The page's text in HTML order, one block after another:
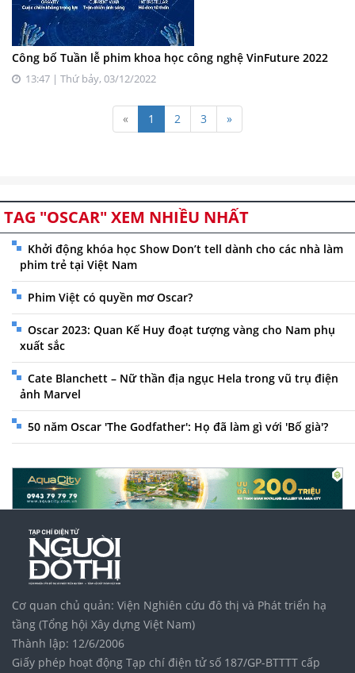
Công bố Tuần lễ phim khoa học công nghệ VinFuture 2022
13:47 | Thứ bảy, 03/12/2022
« 1 2 3 »
TAG "OSCAR" XEM NHIỀU NHẤT
Khởi động khóa học Show Don’t tell dành cho các nhà làm
phim trẻ tại Việt Nam
Phim Việt có quyền mơ Oscar?
Oscar 2023: Quan Kế Huy đoạt tượng vàng cho Nam phụ
xuất sắc
Cate Blanchett – Nữ thần địa ngục Hela trong vũ trụ điện
ảnh Marvel
50 năm Oscar 'The Godfather': Họ đã làm gì với 'Bố già'?
Cơ quan chủ quản: Viện Nghiên cứu đô thị và Phát triển hạ
tầng (Tổng hội Xây dựng Việt Nam)
Thành lập: 12/6/2006
Giấy phép hoạt động Tạp chí điện tử số 187/GP-BTTTT cấp